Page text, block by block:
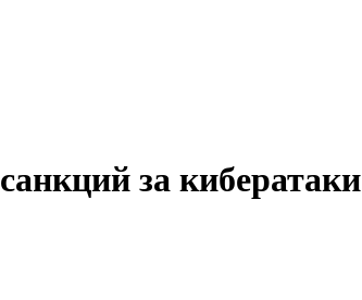
за кибератаки